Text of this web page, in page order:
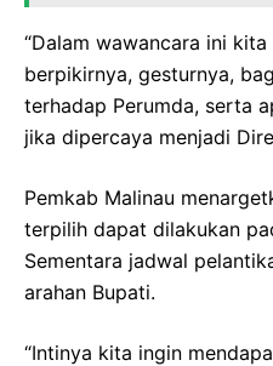
“Dalam wawancara ini
berpikirnya, gesturnya,
terhadap Perumda, serta
jika dipercaya menjadi
Pemkab Malinau
terpilih dapat dilakukan
Sementara jadwal
arahan Bupati.
“Intinya kita ingin